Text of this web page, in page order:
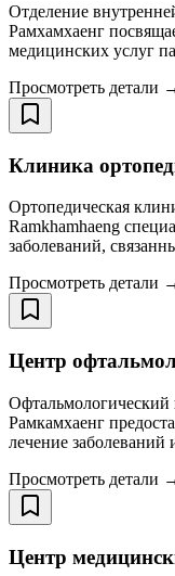
Отделение
Рамхамхаенг
медицинских услуг
Просмотреть детали
Клиника
Ортопедическая
Ramkhamhaeng
заболеваний,
Просмотреть детали
Центр
Офтальмологический
Рамкамхаенг
лечение заболеваний
Просмотреть детали
Центр